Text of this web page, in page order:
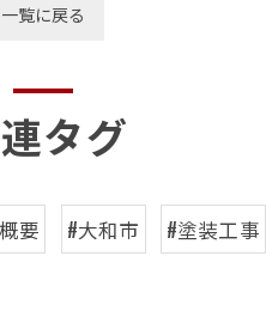
一覧に戻る
タグ
要 #大和市 #塗装工事